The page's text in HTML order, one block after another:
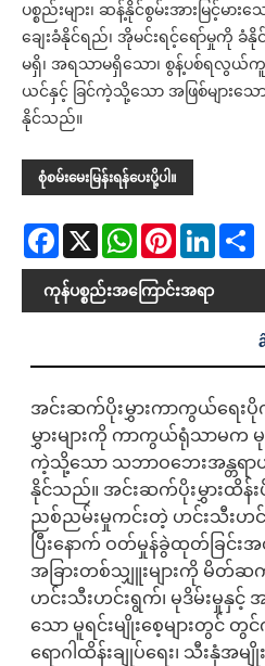
ပစ္စည်းများ၊ ဆန့်နိုင်စွမ်းအားမြင့်မာ
ချေးခံနိုင်ရည်၊ အိုမင်းရင့်ရော်မှုကို
မရှိ၊ အရသာမရှိသော၊ စွန့်ပစ်ရလွယ်ကူပြီ
ယင်နှင့် ခြင်ကဲ့သို့သော အဖြစ်များသေ
နိုင်သည်။
စုံစမ်းမေးမြန်းရန်ပေးပို့ပါ။
Facebook
X WhatsAppPinterest
ကုန်ပစ္စည်းအကြောင်းအရာ
အင်းဆက်ပိုးမွှားကာကွယ်ရေ
မွှားများကို ကာကွယ်ရုံသာမက မုန်
ကဲ့သို့သော သဘာဝဘေးအန္တရာ
နိုင်သည်။ အင်းဆက်ပိုးမွှားထိန်း
ညစ်ညမ်းမှုကင်းတဲ့ ဟင်းသီးဟင်း
ပြီးနောက် ဝတ်မှုန်ခွဲထုတ်ခြင်း
အခြားတစ်သျှူးများကို မိ
ဟင်းသီးဟင်းရွက်၊ မုဒိမ်းမှုနှင့် အ
သော မူရင်းမျိုးစေ့များတွင်
ရောဂါထိန်းချုပ်ရေး၊ သီးနှံအမ